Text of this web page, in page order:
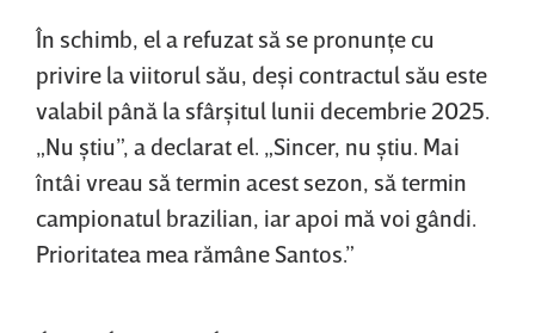
În schimb, el a refuzat să se pronunţe cu
privire la viitorul său, deşi contractul său este
valabil până la sfârşitul lunii decembrie 2025.
„Nu ştiu”, a declarat el. „Sincer, nu ştiu. Mai
întâi vreau să termin acest sezon, să termin
campionatul brazilian, iar apoi mă voi gândi.
Prioritatea mea rămâne Santos.”